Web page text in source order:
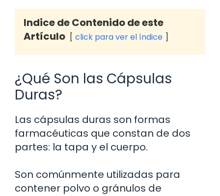
Indice de Contenido de este
Artículo
click para ver el índice
¿Qué Son las Cápsulas
Duras?
Las cápsulas duras son formas
farmacéuticas que constan de dos
partes: la tapa y el cuerpo.
Son comúnmente utilizadas para
contener polvo o gránulos de